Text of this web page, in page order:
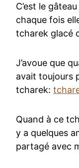
C’est le
chaque fois
tcharek glacé
J’avoue que
avait toujours
tcharek:
Quand à ce
y a quelques
partagé avec